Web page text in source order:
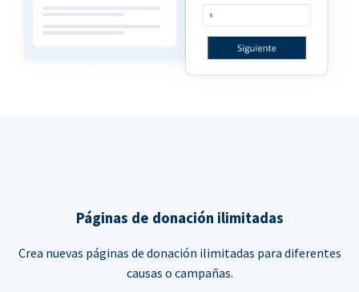
Páginas de donación ilimitadas
Crea nuevas páginas de donación ilimitadas para diferentes
causas o campañas.